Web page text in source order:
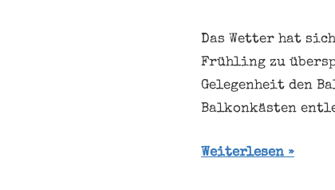
Das Wetter hat
Frühling zu
Gelegenheit den
Balkonkästen
Weiterlesen